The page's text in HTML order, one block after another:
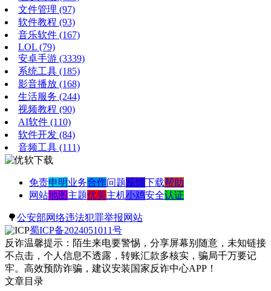
文件管理 (97)
软件教程 (93)
音乐软件 (167)
LOL (79)
安卓手游 (3339)
系统工具 (185)
影音播放 (168)
生活服务 (244)
视频教程 (90)
AI软件 (110)
软件开发 (84)
音频工具 (111)
免责申明业务合作问题反馈下载帮助
网站地图 主题优美主机小鸡安全认证
🌳公安部网络违法犯罪举报网站
蜀ICP备2024051011号
反诈温馨提示：陌生来电要警惕，分享屏幕别随意，未知链接
不点击，个人信息不透露，转账汇款多核实，骗局千万要记
牢。高效预防诈骗，建议安装国家反诈中心APP！
文章目录